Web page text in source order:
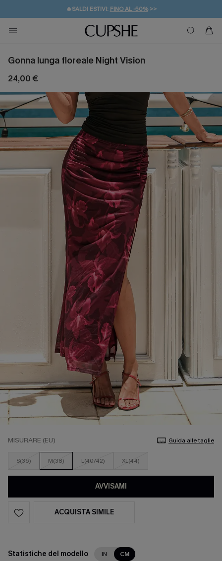
🔥SALDI ESTIVI: FINO AL -50%>>
🚚SPEDIZIONE GRATUITA DA 49€
💌REGALO PER I NUOVI: 20% DI SCONTO*
Gonna lunga floreale Night Vision
24,00 €
MISURARE (EU) Guida alle taglie
S(36) M(38) L(40/42) XL(44)
AVVISAMI
ACQUISTA SIMILE
Statistiche del modello IN CM